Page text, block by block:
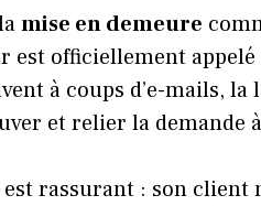
mise en demeure
est officiellement
à coups d’e-mails,
et relier la demande
rassurant : son client